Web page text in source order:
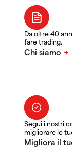
Da oltre 40
fare trading.
Segui i nostri
migliorare le